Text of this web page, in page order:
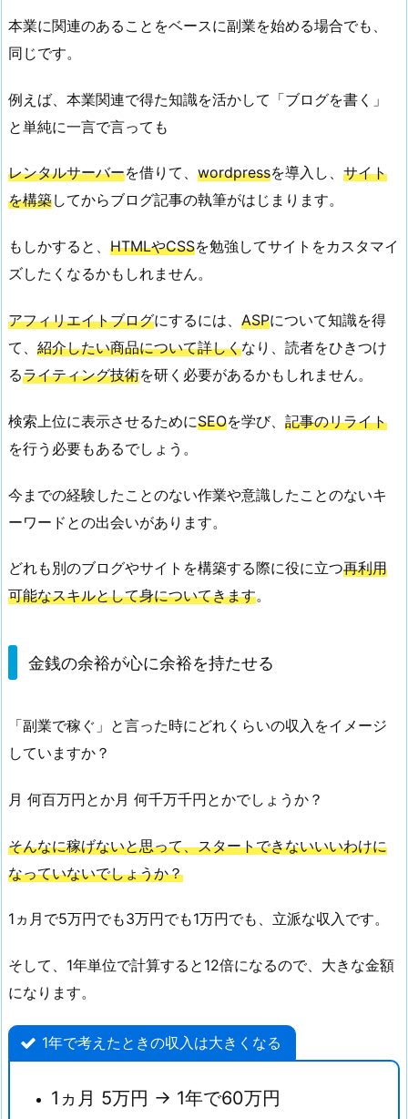
ス
キ
が
身
つ
く
金
銭
余
裕
心
に
余
裕
持
た
る
3.
が
果
を
す
は
の
間
か
ま
本業に関連のあることをベースに副業を始める場合でも、
同じです。
例えば、本業関連で得た知識を活かして「ブログを書く」
と単純に一言で言っても
レンタルサーバーを借りて、 wordpressを導入し、 サイト
を構築してからブログ記事の執筆がはじまります。
もしかすると、 HTMLやCSSを勉強してサイトをカスタマイ
ズしたくなるかもしれません。
アフィリエイトブログにするには、 ASPについて知識を得
て、 紹介したい商品について詳しくなり、読者をひきつけ
るライティング技術を研く必要があるかもしれません。
検索上位に表示させるためにSEOを学び、 記事のリライト
を行う必要もあるでしょう。
今までの経験したことのない作業や意識したことのないキ
ーワードとの出会いがあります。
どれも別のブログやサイトを構築する際に役に立つ再利用
可能なスキルとして身についてきます。
金銭の余裕が心に余裕を持たせる
「副業で稼ぐ」と言った時にどれくらいの収入をイメージ
していますか？
月 何百万円とか月 何千万千円とかでしょうか？
そんなに稼げないと思って、スタートできないいいわけに
なっていないでしょうか？
1ヵ月で5万円でも3万円でも1万円でも、立派な収入です。
そして、1年単位で計算すると12倍になるので、大きな金額
になります。
1年で考えたときの収入は大きくなる
1ヵ月 5万円 → 1年で60万円